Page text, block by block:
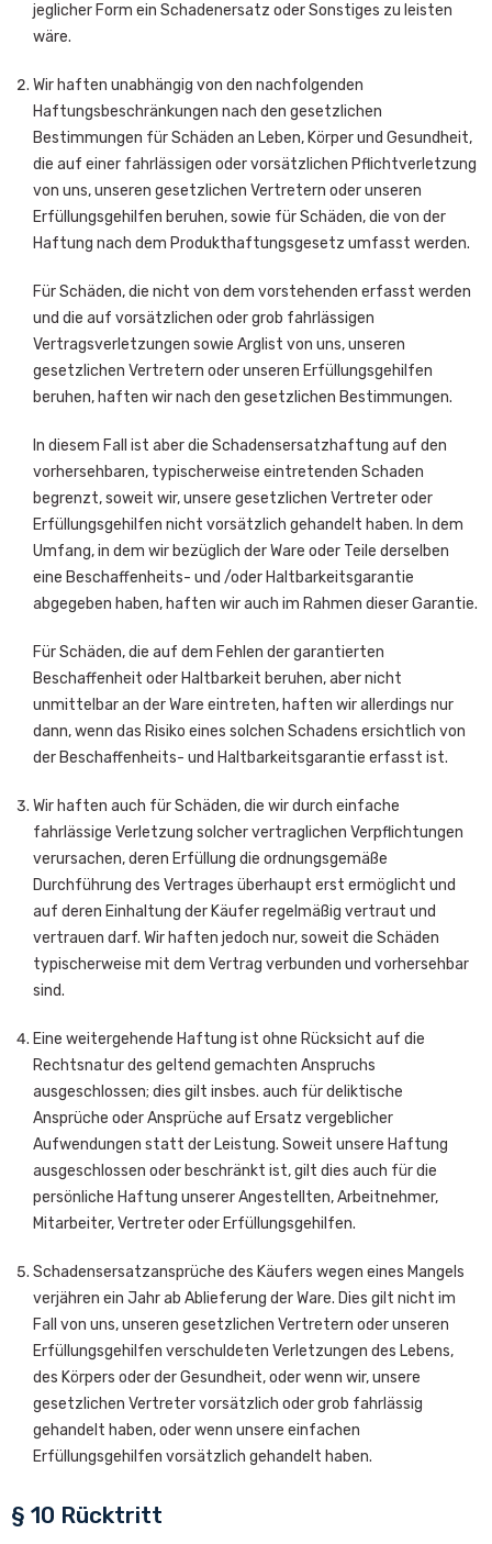
jeglicher Form ein Schadenersatz oder Sonstiges zu leisten
wäre.
Wir haften unabhängig von den nachfolgenden
Haftungsbeschränkungen nach den gesetzlichen
Bestimmungen für Schäden an Leben, Körper und Gesundheit,
die auf einer fahrlässigen oder vorsätzlichen Pflichtverletzung
von uns, unseren gesetzlichen Vertretern oder unseren
Erfüllungsgehilfen beruhen, sowie für Schäden, die von der
Haftung nach dem Produkthaftungsgesetz umfasst werden.
Für Schäden, die nicht von dem vorstehenden erfasst werden
und die auf vorsätzlichen oder grob fahrlässigen
Vertragsverletzungen sowie Arglist von uns, unseren
gesetzlichen Vertretern oder unseren Erfüllungsgehilfen
beruhen, haften wir nach den gesetzlichen Bestimmungen.
In diesem Fall ist aber die Schadensersatzhaftung auf den
vorhersehbaren, typischerweise eintretenden Schaden
begrenzt, soweit wir, unsere gesetzlichen Vertreter oder
Erfüllungsgehilfen nicht vorsätzlich gehandelt haben. In dem
Umfang, in dem wir bezüglich der Ware oder Teile derselben
eine Beschaffenheits- und /oder Haltbarkeitsgarantie
abgegeben haben, haften wir auch im Rahmen dieser Garantie.
Für Schäden, die auf dem Fehlen der garantierten
Beschaffenheit oder Haltbarkeit beruhen, aber nicht
unmittelbar an der Ware eintreten, haften wir allerdings nur
dann, wenn das Risiko eines solchen Schadens ersichtlich von
der Beschaffenheits- und Haltbarkeitsgarantie erfasst ist.
Wir haften auch für Schäden, die wir durch einfache
fahrlässige Verletzung solcher vertraglichen Verpflichtungen
verursachen, deren Erfüllung die ordnungsgemäße
Durchführung des Vertrages überhaupt erst ermöglicht und
auf deren Einhaltung der Käufer regelmäßig vertraut und
vertrauen darf. Wir haften jedoch nur, soweit die Schäden
typischerweise mit dem Vertrag verbunden und vorhersehbar
sind.
Eine weitergehende Haftung ist ohne Rücksicht auf die
Rechtsnatur des geltend gemachten Anspruchs
ausgeschlossen; dies gilt insbes. auch für deliktische
Ansprüche oder Ansprüche auf Ersatz vergeblicher
Aufwendungen statt der Leistung. Soweit unsere Haftung
ausgeschlossen oder beschränkt ist, gilt dies auch für die
persönliche Haftung unserer Angestellten, Arbeitnehmer,
Mitarbeiter, Vertreter oder Erfüllungsgehilfen.
Schadensersatzansprüche des Käufers wegen eines Mangels
verjähren ein Jahr ab Ablieferung der Ware. Dies gilt nicht im
Fall von uns, unseren gesetzlichen Vertretern oder unseren
Erfüllungsgehilfen verschuldeten Verletzungen des Lebens,
des Körpers oder der Gesundheit, oder wenn wir, unsere
gesetzlichen Vertreter vorsätzlich oder grob fahrlässig
gehandelt haben, oder wenn unsere einfachen
Erfüllungsgehilfen vorsätzlich gehandelt haben.
§ 10 Rücktritt